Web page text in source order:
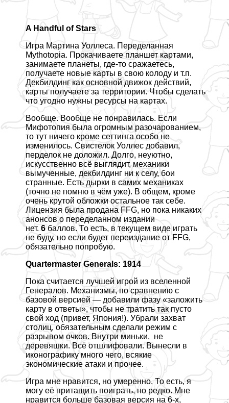
A Handful of Stars
Игра Мартина Уоллеса. Переделанная
Mythotopia. Прокачиваете планшет картами,
занимаете планеты, где-то сражаетесь,
получаете новые карты в свою колоду и т.п.
Декбилдинг как основной движок действий,
карты получаете за территории. Чтобы сделать
что угодно нужны ресурсы на картах.
Вообще. Вообще не понравилась. Если
Мифотопия была огромным разочарованием,
то тут ничего кроме сеттинга особо не
изменилось. Свистелок Уоллес добавил,
перделок не доложил. Долго, неуютно,
искусственно всё выглядит, механики
вымученные, декбилдинг ни к селу, бои
странные. Есть дырки в самих механиках
(точно не помню в чём уже). В общем, кроме
очень крутой обложки остальное так себе.
Лицензия была продана FFG, но пока никаких
анонсов о переделанном издании
нет. 6 баллов. То есть, в текущем виде играть
не буду, но если будет переиздание от FFG,
обязательно попробую.
Quartermaster Generals: 1914
Пока считается лучшей игрой из вселенной
Генералов. Механизмы, по сравнению с
базовой версией — добавили фазу «заложить
карту в ответы», чтобы не тратить так пусто
свой ход (привет, Япония!). Убрали захват
столиц, обязательным сделали режим с
разрывом очков. Внутри миньки, не
деревяшки. Всё отшлифовали. Вынесли в
иконографику много чего, всякие
экономические атаки и прочее.
Игра мне нравится, но умеренно. То есть, я
могу её притащить поиграть, но редко. Мне
нравится больше базовая версия на 6-х,